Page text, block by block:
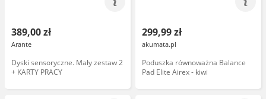
389,00 zł
Arante
Dyski sensoryczne. Mały zestaw 2
+ KARTY PRACY
299,99 zł
akumata.pl
Poduszka równoważna Balance
Pad Elite Airex - kiwi